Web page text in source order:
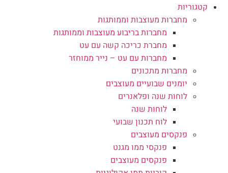
קטגוריות
מחברות מעוצבות וממותגות
מחברות בריבוע מעוצבות וממותגות
מחברת כריכה קשה עם עט
מחברות עם עט – נייר ממוחזר
מחברות מתכונים
יומנים שבועיים מעוצבים
לוחות שנה ופלאנרים
לוחות שנה
לוח תכנון שבועי
פנקסים מעוצבים
פנקסי ממו מגנט
פנקסים מעוצבים